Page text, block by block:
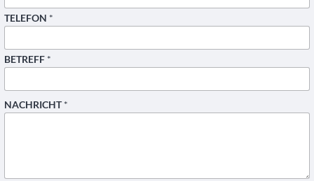
E
L
O
U
TELEFON *
BETREFF *
NACHRICHT*